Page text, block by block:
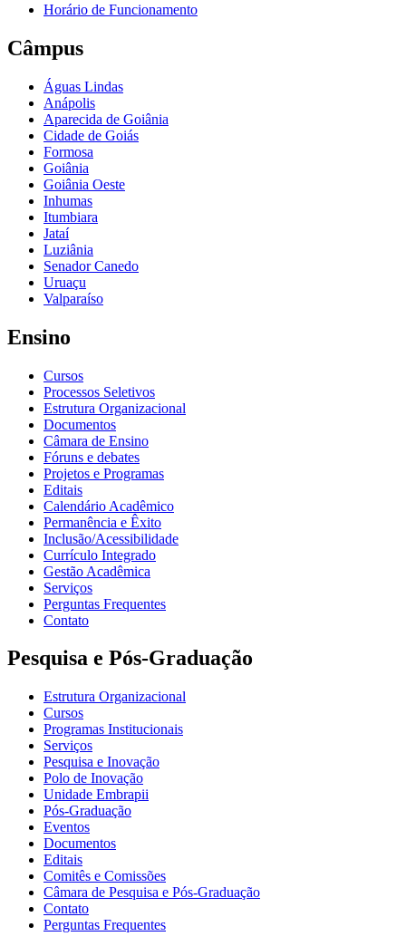
Horário de Funcionamento
Câmpus
Águas Lindas
Anápolis
Aparecida de Goiânia
Cidade de Goiás
Formosa
Goiânia
Goiânia Oeste
Inhumas
Itumbiara
Jataí
Luziânia
Senador Canedo
Uruaçu
Valparaíso
Ensino
Cursos
Processos Seletivos
Estrutura Organizacional
Documentos
Câmara de Ensino
Fóruns e debates
Projetos e Programas
Editais
Calendário Acadêmico
Permanência e Êxito
Inclusão/Acessibilidade
Currículo Integrado
Gestão Acadêmica
Serviços
Perguntas Frequentes
Contato
Pesquisa e Pós-Graduação
Estrutura Organizacional
Cursos
Programas Institucionais
Serviços
Pesquisa e Inovação
Polo de Inovação
Unidade Embrapii
Pós-Graduação
Eventos
Documentos
Editais
Comitês e Comissões
Câmara de Pesquisa e Pós-Graduação
Contato
Perguntas Frequentes